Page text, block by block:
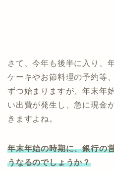
さて、今年も後半に入り、
ケーキやお節料理の予約等
ずつ始まりますが、年末年
い出費が発生し、急に現金
きますよね。
年末年始の時期に、銀行の
うなるのでしょうか？